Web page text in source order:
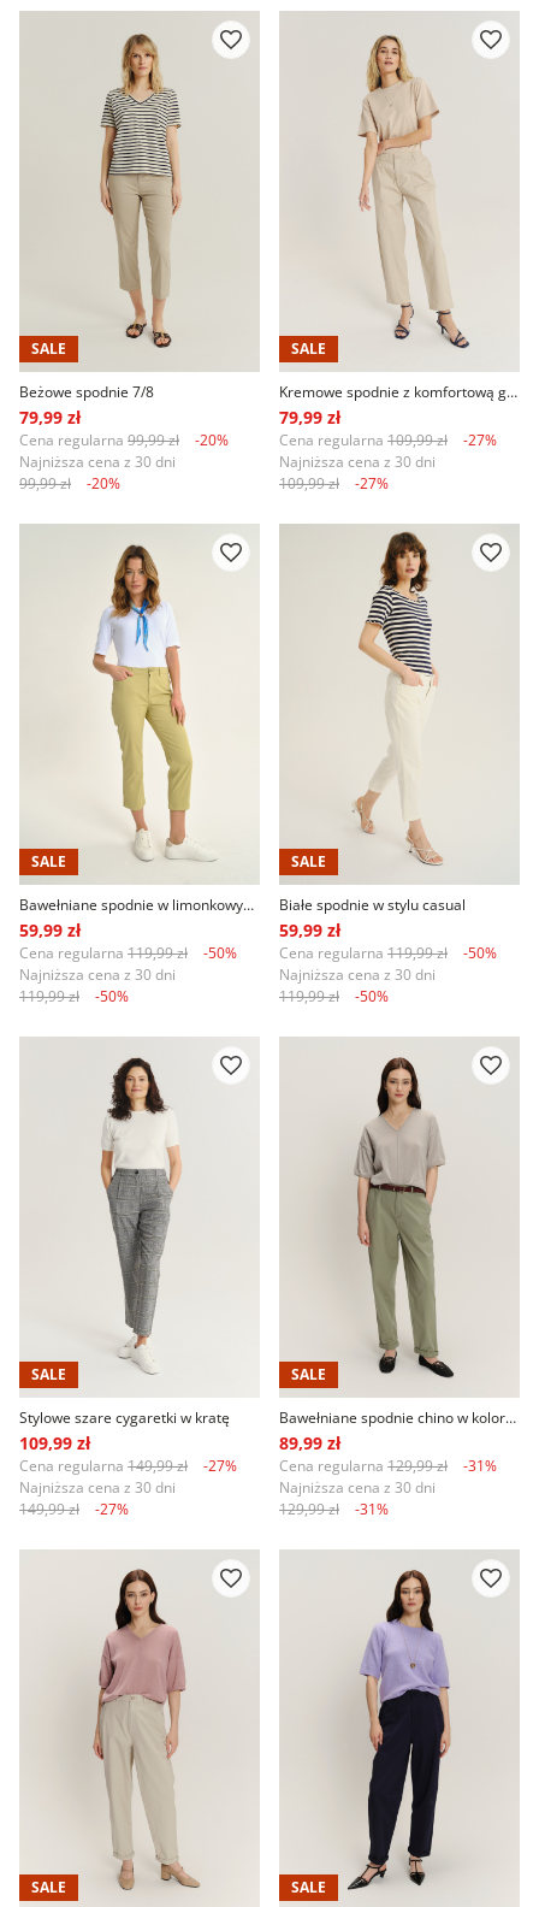
SALE
Beżowe spodnie 7/8
79,99 zł
Cena regularna 99,99 zł
-20%
Najniższa cena z 30 dni
99,99 zł
-20%
SALE
Kremowe spodnie z komfortową gumką w talii
79,99 zł
Cena regularna 109,99 zł
-27%
Najniższa cena z 30 dni
109,99 zł
-27%
SALE
Bawełniane spodnie w limonkowym kolorze
59,99 zł
Cena regularna 119,99 zł
-50%
Najniższa cena z 30 dni
119,99 zł
-50%
SALE
Białe spodnie w stylu casual
59,99 zł
Cena regularna 119,99 zł
-50%
Najniższa cena z 30 dni
119,99 zł
-50%
SALE
Stylowe szare cygaretki w kratę
109,99 zł
Cena regularna 149,99 zł
-27%
Najniższa cena z 30 dni
149,99 zł
-27%
SALE
Bawełniane spodnie chino w kolorze oliwkowym
89,99 zł
Cena regularna 129,99 zł
-31%
Najniższa cena z 30 dni
129,99 zł
-31%
SALE SALE